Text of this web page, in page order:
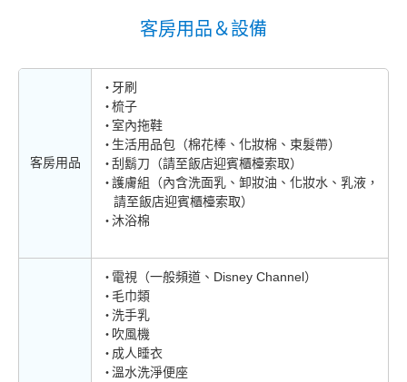
客房用品＆設備
客房用品
牙刷
梳子
室內拖鞋
生活用品包（棉花棒、化妝棉、束髮帶）
刮鬍刀（請至飯店迎賓櫃檯索取）
護膚組（內含洗面乳、卸妝油、化妝水、乳液，
請至飯店迎賓櫃檯索取）
沐浴棉
電視（一般頻道、Disney Channel）
毛巾類
洗手乳
吹風機
成人睡衣
溫水洗淨便座